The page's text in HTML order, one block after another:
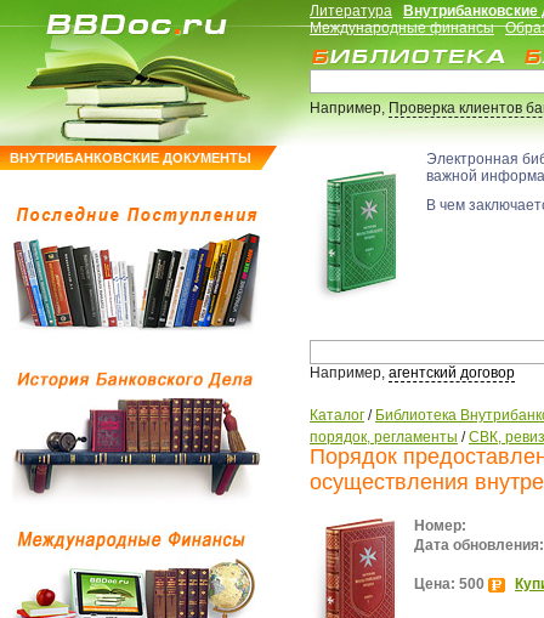
ВНУТРИБАНКОВСКИЕ ДОКУМЕНТЫ
Литература
Международные финансы
Например,Проверка клиентов
Электронная
важной
В чем
Например, агентский договор
Каталог / Библиотека
порядок, регламенты /СВК,
Порядок
осуществления
Номер:
Дата обновления:
Цена: 500